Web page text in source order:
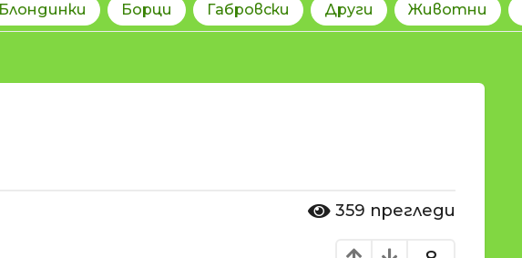
Блондинки Борци Габровски Други Животни
359 прегледи